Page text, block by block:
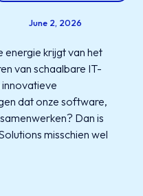
June 2, 2026
energie krijgt van het
van schaalbare IT-
dat onze software,
Dan is
misschien wel